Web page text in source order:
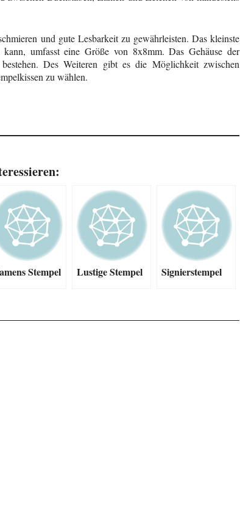
und gute Lesbarkeit zu gewährleisten. Das kleinste
umfasst eine Größe von 8x8mm. Das Gehäuse der
Des Weiteren gibt es die Möglichkeit zwischen
zu wählen.
Stempel Lustige Stempel Signierstempel